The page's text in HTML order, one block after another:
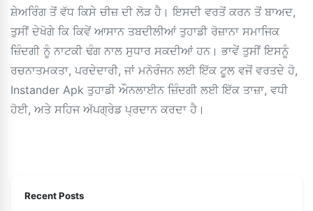
ਸ਼ੇਅਰਿੰਗ ਤੋਂ ਵੱਧ ਕਿਸੇ ਚੀਜ਼ ਦੀ ਲੋੜ ਹੈ। ਇਸਦੀ ਵਰਤੋਂ ਕਰਨ ਤੋਂ ਬਾਅਦ,
ਤੁਸੀਂ ਦੇਖੋਗੇ ਕਿ ਕਿਵੇਂ ਆਸਾਨ ਤਬਦੀਲੀਆਂ ਤੁਹਾਡੀ ਰੋਜ਼ਾਨਾ ਸਮਾਜਿਕ
ਜ਼ਿੰਦਗੀ ਨੂੰ ਨਾਟਕੀ ਢੰਗ ਨਾਲ ਸੁਧਾਰ ਸਕਦੀਆਂ ਹਨ। ਭਾਵੇਂ ਤੁਸੀਂ ਇਸਨੂੰ
ਰਚਨਾਤਮਕਤਾ, ਪਰਦੇਦਾਰੀ, ਜਾਂ ਮਨੋਰੰਜਨ ਲਈ ਇੱਕ ਟੂਲ ਵਜੋਂ ਵਰਤਦੇ ਹੋ,
Instander Apk ਤੁਹਾਡੀ ਔਨਲਾਈਨ ਜ਼ਿੰਦਗੀ ਲਈ ਇੱਕ ਤਾਜ਼ਾ, ਵਧੀ
ਹੋਈ, ਅਤੇ ਸਹਿਜ ਅੱਪਗ੍ਰੇਡ ਪ੍ਰਦਾਨ ਕਰਦਾ ਹੈ।
Recent Posts